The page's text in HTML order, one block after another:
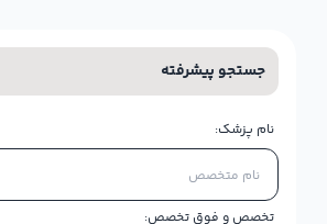
جستجو پیشرفته
نام پزشک:
تخصص و فوق تخصص: